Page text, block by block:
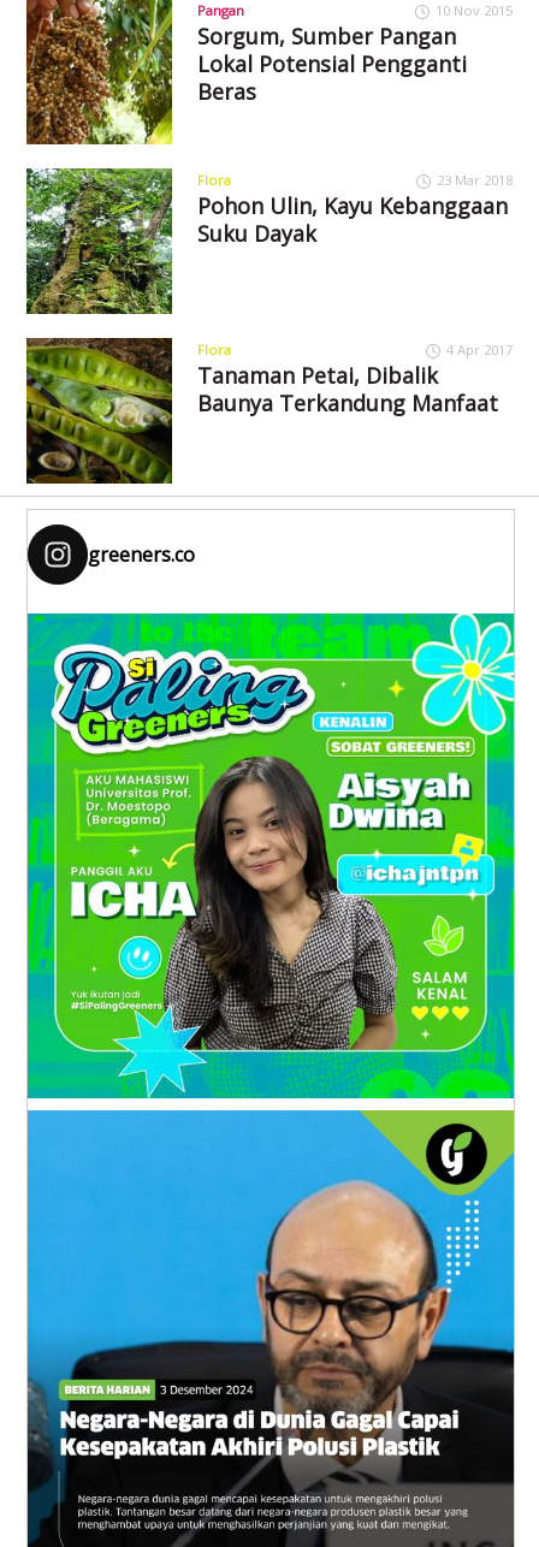
Pangan 10 Nov 2015
Sorgum, Sumber Pangan
Lokal Potensial Pengganti
Beras
Flora 23 Mar 2018
Pohon Ulin, Kayu Kebanggaan
Suku Dayak
Flora 4 Apr 2017
Tanaman Petai, Dibalik
Baunya Terkandung Manfaat
greeners.co